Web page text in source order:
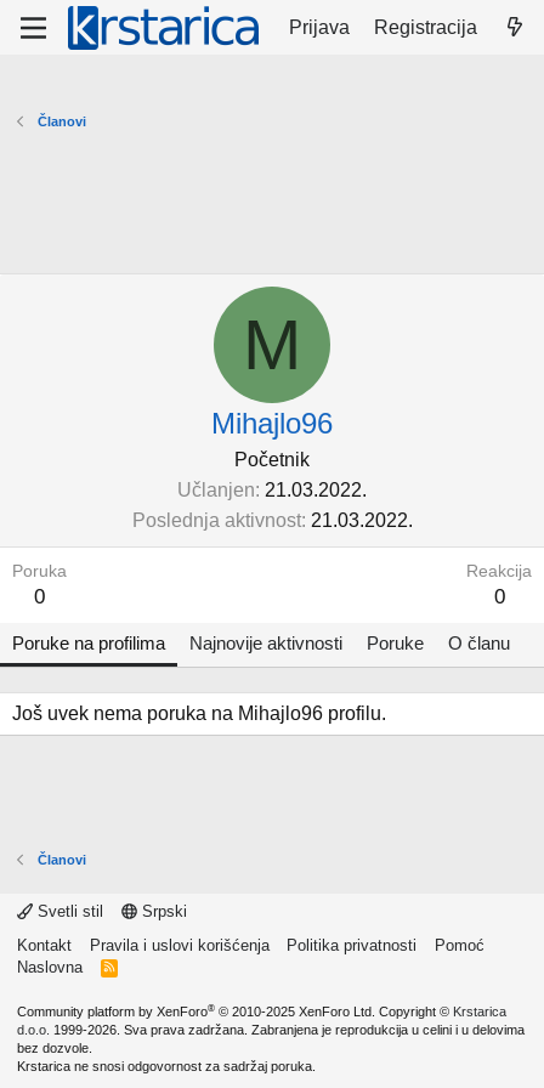
Prijava Registracija
Članovi
M
Mihajlo96
Početnik
Učlanjen 21.03.2022.
Poslednja aktivnost 21.03.2022.
Poruka
0
Reakcija
0
Poruke na profilima Najnovije aktivnosti Poruke O članu
Još uvek nema poruka na Mihajlo96 profilu.
Članovi
Svetli stil
Srpski
Kontakt
Pravila i uslovi korišćenja Politika privatnosti
Pomoć
Naslovna
R
Community platform by XenForo® © 2010-2025 XenForo Ltd. Copyright © Krstarica
d.o.o. 1999-2026. Sva prava zadržana. Zabranjena je reprodukcija u celini i u delovima
bez dozvole.
Krstarica ne snosi odgovornost za sadržaj poruka.